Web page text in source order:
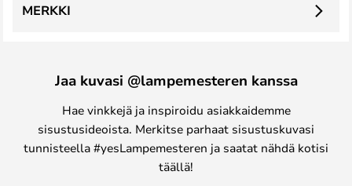
MERKKI
Jaa kuvasi @lampemesteren kanssa
Hae vinkkejä ja inspiroidu asiakkaidemme
sisustusideoista. Merkitse parhaat sisustuskuvasi
tunnisteella #yesLampemesteren ja saatat nähdä kotisi
täällä!